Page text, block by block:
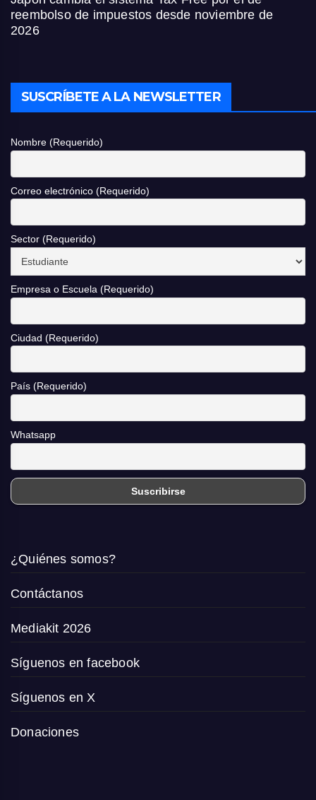
reembolso de impuestos desde noviembre de
2026
SUSCRÍBETE A LA NEWSLETTER
Nombre (Requerido)
Correo electrónico (Requerido)
Sector (Requerido)
Empresa o Escuela (Requerido)
Ciudad (Requerido)
País (Requerido)
Whatsapp
¿Quiénes somos?
Contáctanos
Mediakit 2026
Síguenos en facebook
Síguenos en X
Donaciones